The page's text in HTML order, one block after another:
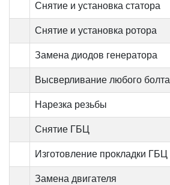
Снятие и установка статора
Снятие и установка ротора
Замена диодов генератора
Высверливание любого болта
Нарезка резьбы
Снятие ГБЦ
Изготовление прокладки ГБЦ
Замена двигателя